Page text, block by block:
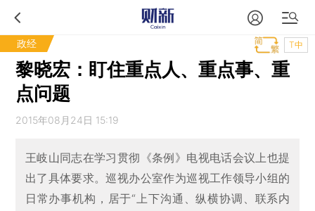
政经 T中
黎晓宏：盯住重点人、重点事、重
点问题
2015年08月24日 15:19
王岐山同志在学习贯彻《条例》电视电话会议上也提
出了具体要求。巡视办公室作为巡视工作领导小组的
日常办事机构，居于“上下沟通、纵横协调、联系内